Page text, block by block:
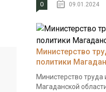
0 09.01.2024
Министерство
политики
Министерство труда
Магаданской